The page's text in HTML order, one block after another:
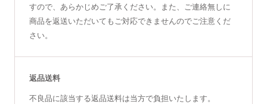
すので、あらかじめご了承ください。また、ご連絡無しに
商品を返送いただいてもご対応できませんのでご注意くだ
さい。
返品送料
不良品に該当する返品送料は当方で負担いたします。